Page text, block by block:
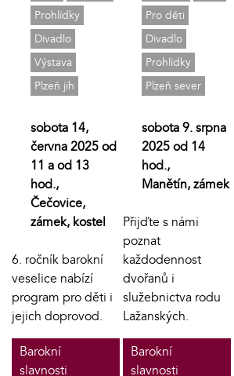
Prohlídky
Divadlo
Výstava
Plzeň jih
sobota 14,
června 2025 od
11 a od 13
hod.,
Čečovice,
zámek, kostel
6. ročník barokní
veselice nabízí
program pro děti i
jejich doprovod.
Pro děti
Divadlo
Prohlídky
Plzeň sever
sobota 9. srpna
2025 od 14
hod.,
Manětín, zámek
Přijďte s námi
poznat
každodennost
dvořanů i
služebnictva rodu
Lažanských.
Barokní
slavnosti
Barokní
slavnosti